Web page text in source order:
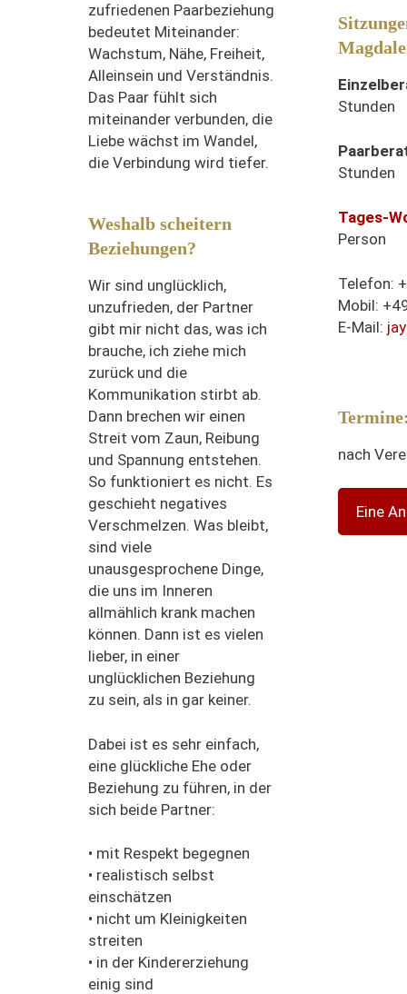
zufriedenen Paarbeziehung
bedeutet Miteinander:
Wachstum, Nähe, Freiheit,
Alleinsein und Verständnis.
Das Paar fühlt sich
miteinander verbunden, die
Liebe wächst im Wandel,
die Verbindung wird tiefer.
Weshalb scheitern
Beziehungen?
Wir sind unglücklich,
unzufrieden, der Partner
gibt mir nicht das, was ich
brauche, ich ziehe mich
zurück und die
Kommunikation stirbt ab.
Dann brechen wir einen
Streit vom Zaun, Reibung
und Spannung entstehen.
So funktioniert es nicht. Es
geschieht negatives
Verschmelzen. Was bleibt,
sind viele
unausgesprochene Dinge,
die uns im Inneren
allmählich krank machen
können. Dann ist es vielen
lieber, in einer
unglücklichen Beziehung
zu sein, als in gar keiner.
Dabei ist es sehr einfach,
eine glückliche Ehe oder
Beziehung zu führen, in der
sich beide Partner:
• mit Respekt begegnen
• realistisch selbst
einschätzen
• nicht um Kleinigkeiten
streiten
• in der Kindererziehung
einig sind
Stunden
Stunden
Tages-
Person
Telefon:
Mobil:
E-Mail:
nach
Eine